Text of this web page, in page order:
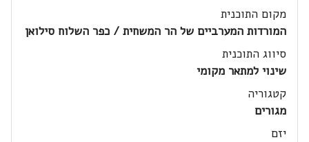
מקום התוכנית
המורדות המערביים של הר המשחית / כפר השלוח סילואן
סיווג התוכנית
שינוי למתאר מקומי
קטגוריה
מגורים
יזם